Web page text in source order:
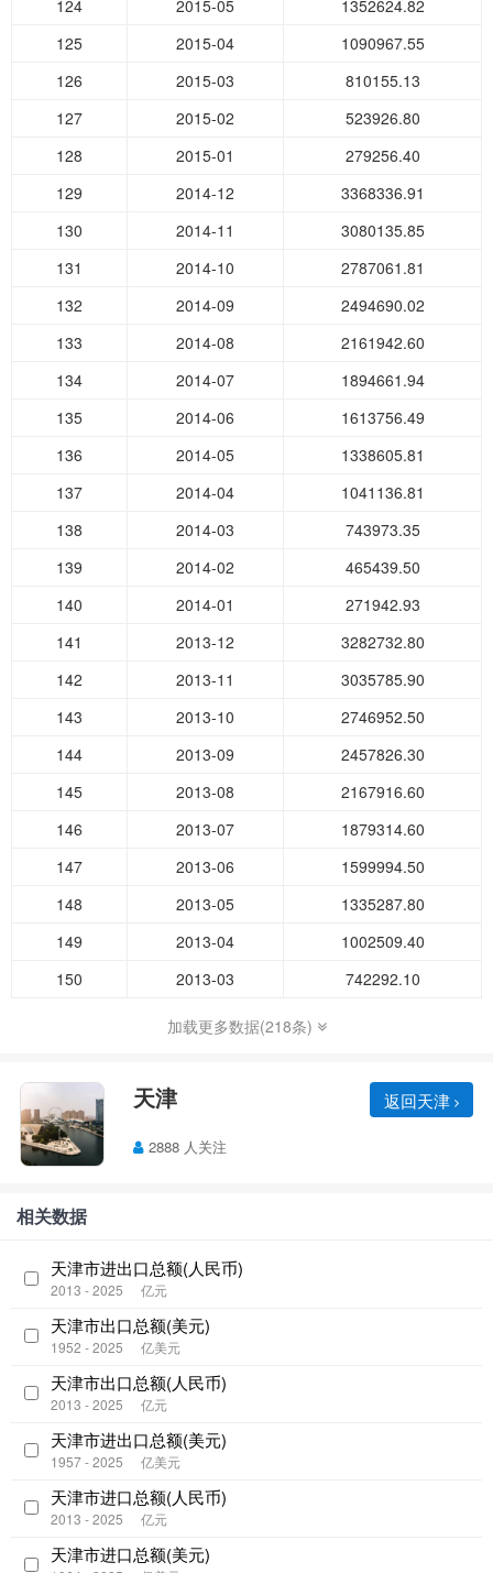
124 2015-05
1352624.82
125
2015-04
1090967.55
126
2015-03
810155.13
127
2015-02
523926.80
128
2015-01
279256.40
129
2014-12
3368336.91
130
2014-11
3080135.85
131
2014-10
2787061.81
132
2014-09
2494690.02
133
2014-08
2161942.60
134
2014-07
1894661.94
135
2014-06
1613756.49
136
2014-05
1338605.81
137
2014-04
1041136.81
138
2014-03
743973.35
139
2014-02
465439.50
140
2014-01
271942.93
141
2013-12
3282732.80
142
2013-11
3035785.90
143
2013-10
2746952.50
144
2013-09
2457826.30
145
2013-08
2167916.60
146
2013-07
1879314.60
147
2013-06
1599994.50
148
2013-05
1335287.80
149
2013-04
1002509.40
150
2013-03 742292.10
加载更多数据(218条)
天津 返回天津
2888 人关注
相关数据
天津市进出口总额(人民币)
2013 - 2025 亿元
天津市出口总额(美元)
1952 - 2025 亿美元
天津市出口总额(人民币)
2013 - 2025 亿元
天津市进出口总额(美元)
1957 - 2025 亿美元
天津市进口总额(人民币)
2013 - 2025 亿元
天津市进口总额(美元)